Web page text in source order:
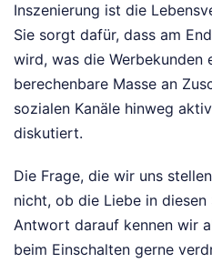
Inszenierung ist die
Sie sorgt dafür, dass am
wird, was die Werbekunden
berechenbare Masse an
sozialen Kanäle hinweg
diskutiert.
Die Frage, die wir uns
nicht, ob die Liebe in
Antwort darauf kennen wir
beim Einschalten gerne